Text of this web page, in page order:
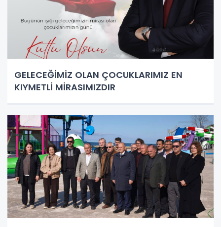
GELECEĞİMİZ OLAN ÇOCUKLARIMIZ EN
KIYMETLİ MİRASIMIZDIR